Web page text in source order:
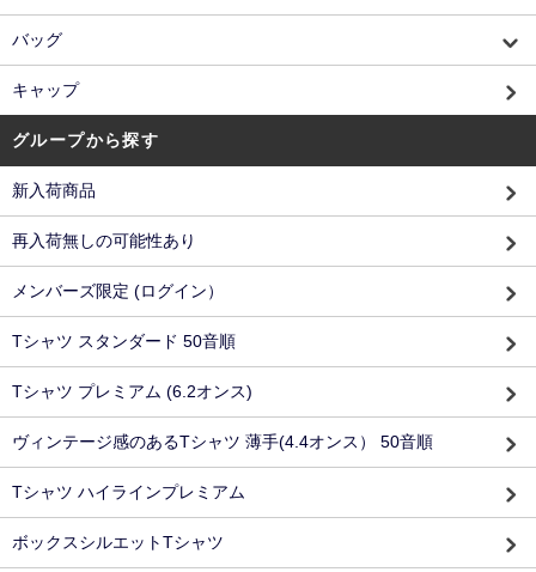
バッグ
キャップ
グループから探す
新入荷商品
再入荷無しの可能性あり
メンバーズ限定 (ログイン）
Tシャツ スタンダード 50音順
Tシャツ プレミアム (6.2オンス)
ヴィンテージ感のあるTシャツ 薄手(4.4オンス） 50音順
Tシャツ ハイラインプレミアム
ボックスシルエットTシャツ